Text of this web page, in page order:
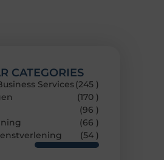
CATEGORIES
Services(245 )
(170 )
(96 )
(66 )
(54 )